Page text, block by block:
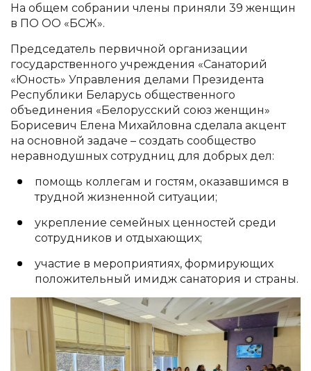
На общем собрании члены приняли 39 женщин
в ПО ОО «БСЖ».
Председатель первичной организации
государственного учреждения «Санаторий
«Юность» Управления делами Президента
Республики Беларусь общественного
объединения «Белорусский союз женщин»
Борисевич Елена Михайловна сделала акцент
на основной задаче – создать сообщество
неравнодушных сотрудниц для добрых дел:
помощь коллегам и гостям, оказавшимся в
трудной жизненной ситуации;
укрепление семейных ценностей среди
сотрудников и отдыхающих;
участие в мероприятиях, формирующих
положительный имидж санатория и страны.